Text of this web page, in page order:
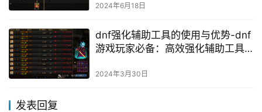
2024年6月18日
dnf强化辅助工具的使用与优势-dnf
游戏玩家必备：高效强化辅助工具
2024年3月30日
发表回复